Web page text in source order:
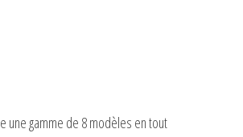
une gamme de 8 modèles en tout